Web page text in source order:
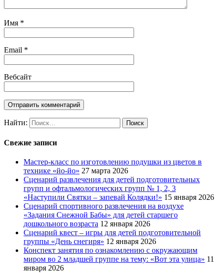
Имя *
Email *
Вебсайт
Найти:
Свежие записи
Мастер-класс по изготовлению подушки из цветов в
технике «йо-йо» 27 марта 2026
Сценарий развлечения для детей подготовительных
групп и офтальмологических групп № 1, 2, 3
«Наступили Святки – запевай Колядки!» 15 января 2026
Сценарий спортивного развлечения на воздухе
«Задания Снежной Бабы» для детей старшего
дошкольного возраста 12 января 2026
Сценарий квест – игры для детей подготовительной
группы «День снегиря» 12 января 2026
Конспект занятия по ознакомлению с окружающим
миром во 2 младшей группе на тему: «Вот эта улица» 11
января 2026